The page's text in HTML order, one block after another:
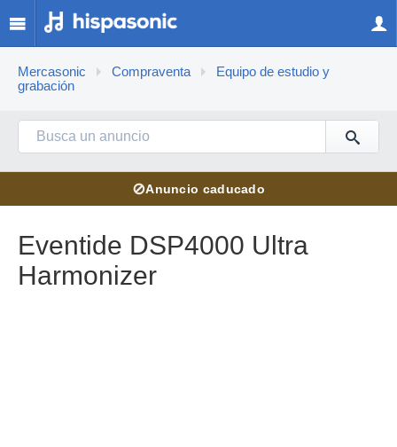
Mercasonic Compraventa
Equipo de estudio y
grabación
⊘Anuncio caducado
Eventide DSP4000 Ultra
Harmonizer